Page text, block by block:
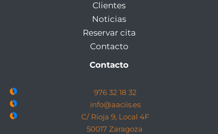
Clientes
Noticias
Reservar cita
Contacto
Contacto
976 32 18 32
info@aaciis.es
C/ Rioja 9, Local 4F
50017 Zaragoza